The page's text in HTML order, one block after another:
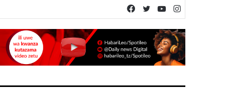
YouTube
Twitter
Facebook